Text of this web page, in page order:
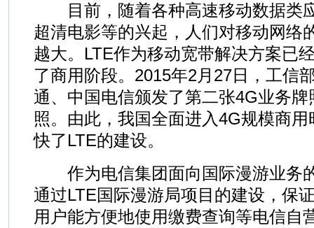
目前，随着各种高速移动数据类
超清电影等的兴起，人们对移动网络
越大。LTE作为移动宽带解决方案已
了商用阶段。2015年2月27日，工信
通、中国电信颁发了第二张4G业务牌
照。由此，我国全面进入4G规模商
快了LTE的建设。
作为电信集团面向国际漫游业务
通过LTE国际漫游局项目的建设，保
用户能方便地使用缴费查询等电信自